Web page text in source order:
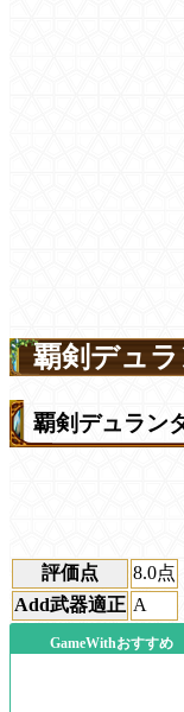
覇剣デュ
覇剣デュラン
評価点 8.0点
Add武器適正 A
GameWithおすすめ